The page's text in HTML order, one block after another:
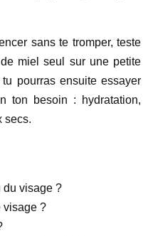
sans te tromper, teste
miel seul sur une petite
pourras ensuite essayer
ton besoin : hydratation,
secs.
du visage ?
visage ?